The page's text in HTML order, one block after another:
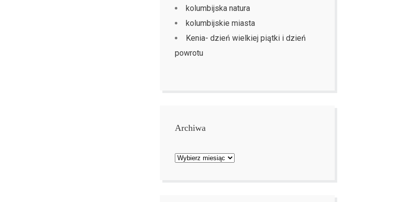
kolumbijska natura
kolumbijskie miasta
Kenia- dzień wielkiej piątki i dzień
powrotu
Archiwa
Archiwa